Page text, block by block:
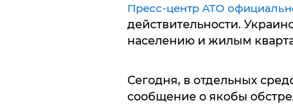
Пресс-центр АТО
действительности.
населению и жилым
Сегодня, в отдельных
сообщение о якобы